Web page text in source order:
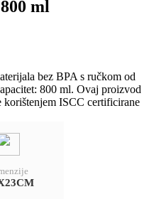
ml
bez BPA s ručkom od
800 ml. Ovaj proizvod
korištenjem ISCC certificirane